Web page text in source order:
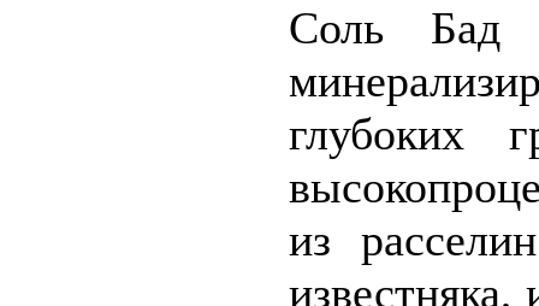
Соль Бад
глубоких
из